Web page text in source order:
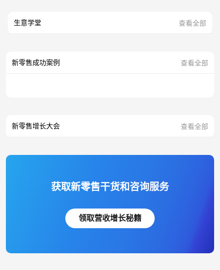
生意学堂 查看全部
新零售成功案例 查看全部
新零售增长大会 查看全部
获取新零售干货和咨询服务
领取营收增长秘籍